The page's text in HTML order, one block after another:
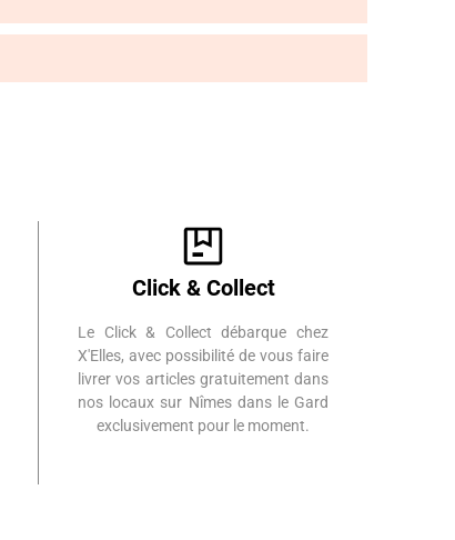
Click & Collect
Le Click & Collect débarque chez
X'Elles, avec possibilité de vous faire
livrer vos articles gratuitement dans
nos locaux sur Nîmes dans le Gard
exclusivement pour le moment.